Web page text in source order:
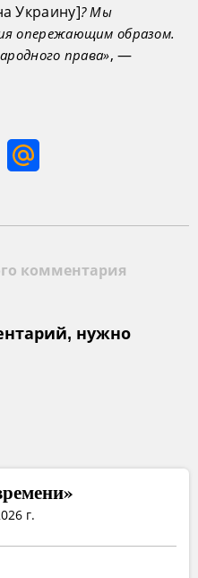
Украину]? Мы
опережающим образом.
права», —
комментария
нужно
г.